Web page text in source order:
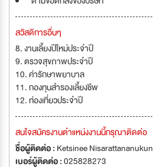
สวัสดิการอื่นๆ
8. งานเลี้ยงปีใหม่ประจำปี
9. ตรวจสุขภาพประจำปี
10. ค่ารักษาพยาบาล
11. กองทุนสำรองเลี้ยงชีพ
12. ท่องเที่ยวประจำปี
สนใจสมัครงานตำแหน่งงานนี้กรุณาติดต่อ
ชื่อผู้ติดต่อ : Ketsinee Nisarattananukun
เบอร์ผู้ติดต่อ :025828273